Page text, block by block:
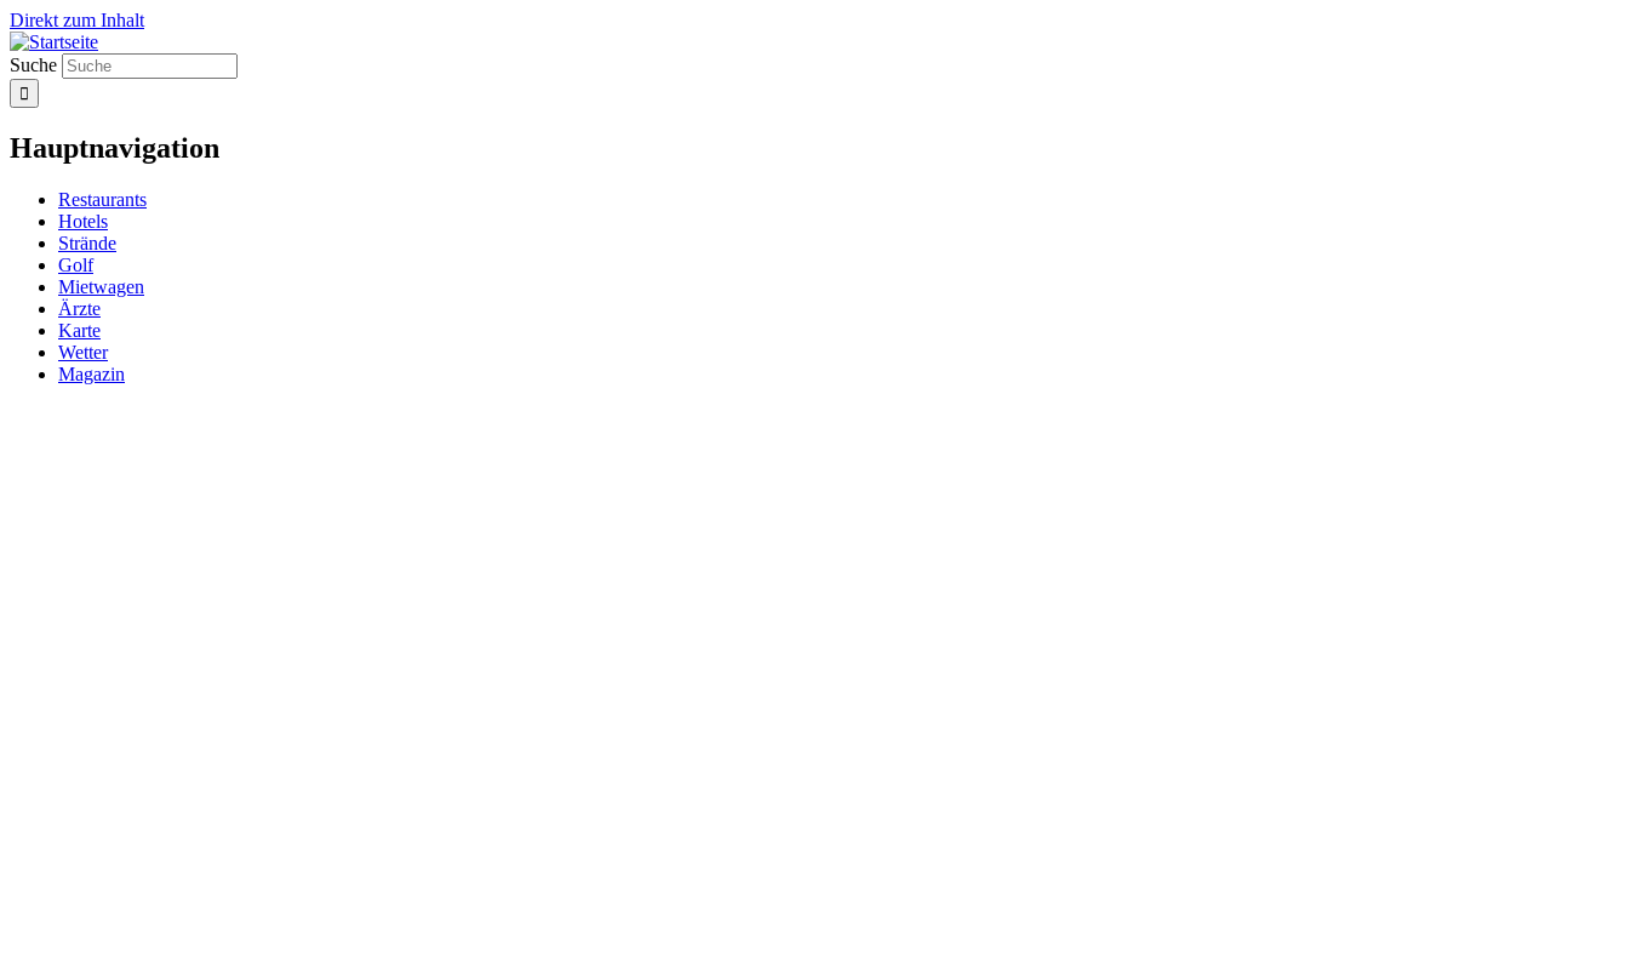
Direkt zum Inhalt
Suche
Hauptnavigation
Restaurants
Hotels
Strände
Golf
Mietwagen
Ärzte
Karte
Wetter
Magazin